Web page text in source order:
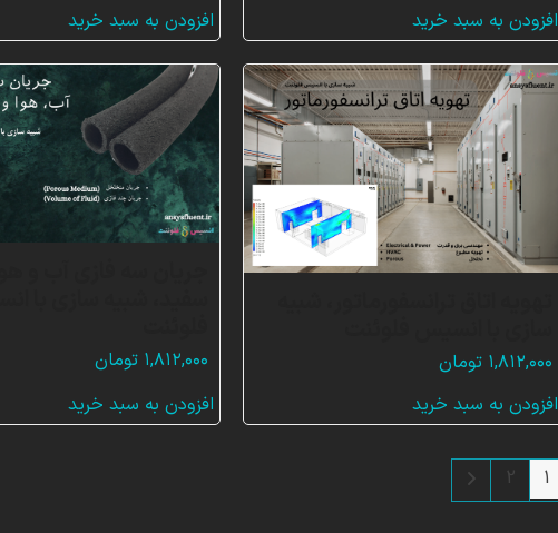
افزودن به سبد خرید
افزودن به سبد خرید
۱,۸۱۲,۰۰۰ تومان
افزودن به سبد خرید
۱,۸۱۲,۰۰۰ تومان
افزودن به سبد خرید
1
2